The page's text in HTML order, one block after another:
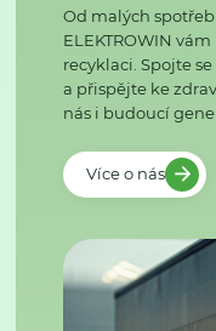
Od malých
ELEKTROWIN
recyklaci. Spojte
a přispějte ke
nás i budoucí
Více o nás